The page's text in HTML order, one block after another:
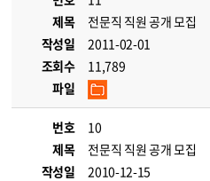
제목
전문직 직원 공개 모집
작성일
2011-02-01
조회수
11,789
파일
번호
10
제목
전문직 직원 공개 모집
작성일
2010-12-15